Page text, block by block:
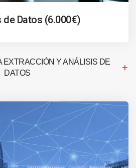
de Datos (6.000€)
EXTRACCIÓN Y ANÁLISIS DE
DATOS